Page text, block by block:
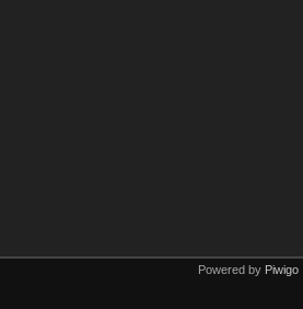
Powered by Piwigo